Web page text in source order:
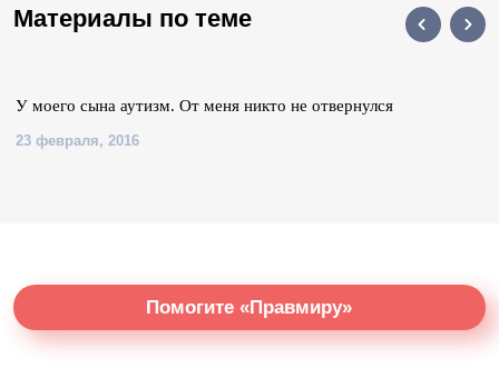
Материалы по теме
У моего сына аутизм. От меня никто не отвернулся
23 февраля, 2016
Помогите «Правмиру»